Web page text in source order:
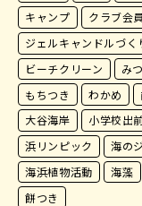
キャンプ
クラブ会員
ジェルキャンドルづく
ビーチクリーン
み
もちつき
わかめ
大谷海岸
小学校出
浜リンピック
海の
海浜植物活動
海藻
餅つき